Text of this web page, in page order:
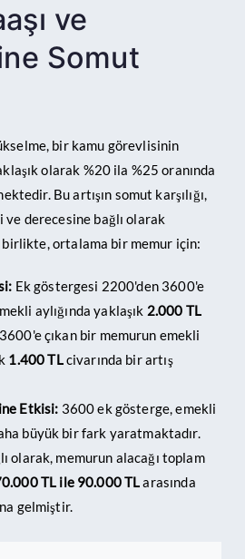
ve
Somut
bir kamu görevlisinin
olarak %20 ila %25 oranında
Bu artışın somut karşılığı,
derecesine bağlı olarak
ortalama bir memur için:
Ek göstergesi 2200'den 3600'e
aylığında yaklaşık 2.000 TL
çıkan bir memurun emekli
1.400 TLcivarında bir artış
Etkisi: 3600 ek gösterge, emekli
büyük bir fark yaratmaktadır.
olarak, memurun alacağı toplam
TL ile 90.000 TLarasında
gelmiştir.